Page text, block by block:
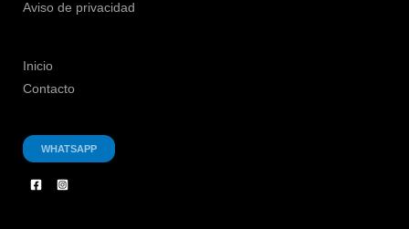
Aviso de privacidad
Inicio
Contacto
WHATSAPP